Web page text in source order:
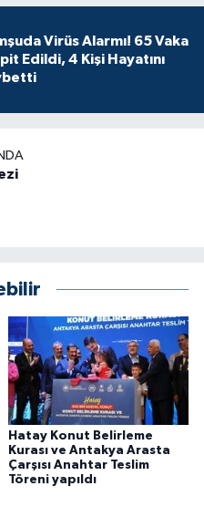
Virüs Alarmı! 65 Vaka
Edildi, 4 Kişi Hayatını
Hatay Konut Belirleme
Kurası ve Antakya Arasta
Çarşısı Anahtar Teslim
Töreni yapıldı